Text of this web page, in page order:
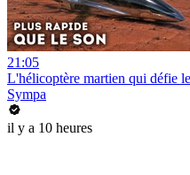
21:05
L'hélicoptère martien qui défie
Sympa
il y a 10 heures